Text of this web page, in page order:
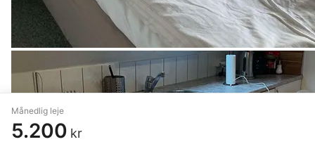
Månedlig leje
5.200 kr